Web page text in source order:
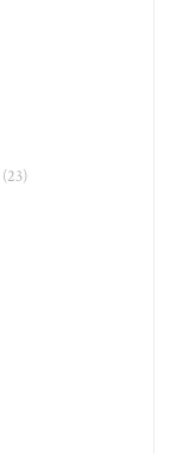
(23)